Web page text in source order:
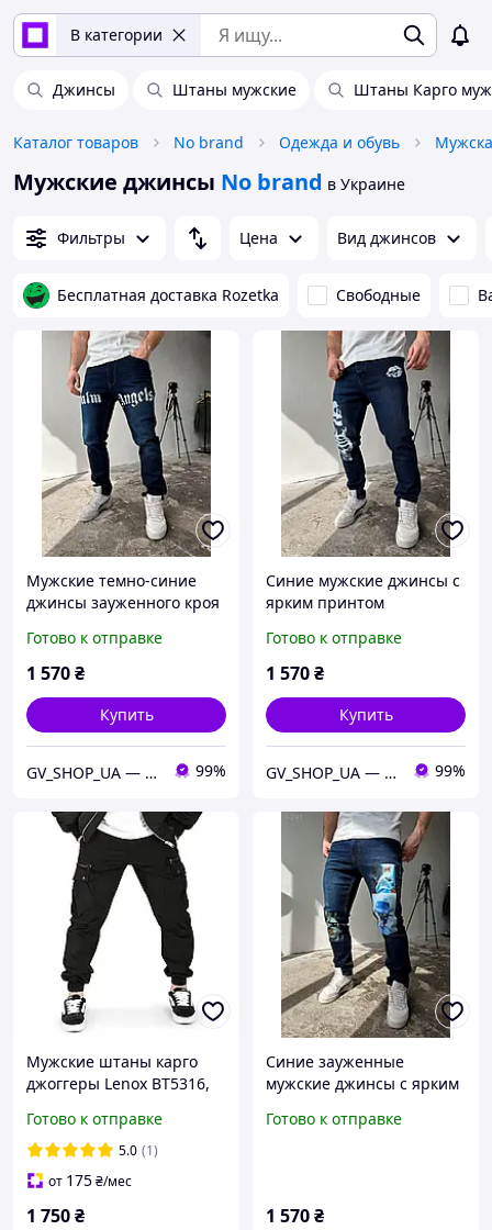
В категории
Джинсы Штаны мужские Штаны Карго
Каталог товаров No brand Одежда и обувь
Мужские джинсы No brand в Украине
Фильтры Цена Вид джинсов
Бесплатная доставка Rozetka Свободные
Мужские темно-синие
джинсы зауженного кроя
Готово к отправке
1 570₴
Купить
GV_SHOP_UA — мужская одежда нового поколения 99%
Синие мужские джинсы с
ярким принтом
Готово к отправке
1 570₴
Купить
GV_SHOP_UA — мужская одежда нового поколения 99%
Мужские штаны карго
джоггеры Lenox ВТ5316,
манжеты на резинке
Готово к отправке
5.0 (1)
от 175₴/мес
1 750₴
Синие зауженные
мужские джинсы с ярким
Готово к отправке
1 570₴